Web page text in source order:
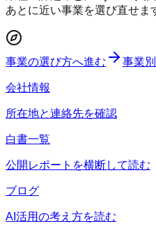
あとに近い事業を選び直せま
事業の選び方へ進む 事業
会社情報
所在地と連絡先を確認
白書一覧
公開レポートを横断して読む
ブログ
AI活用の考え方を読む